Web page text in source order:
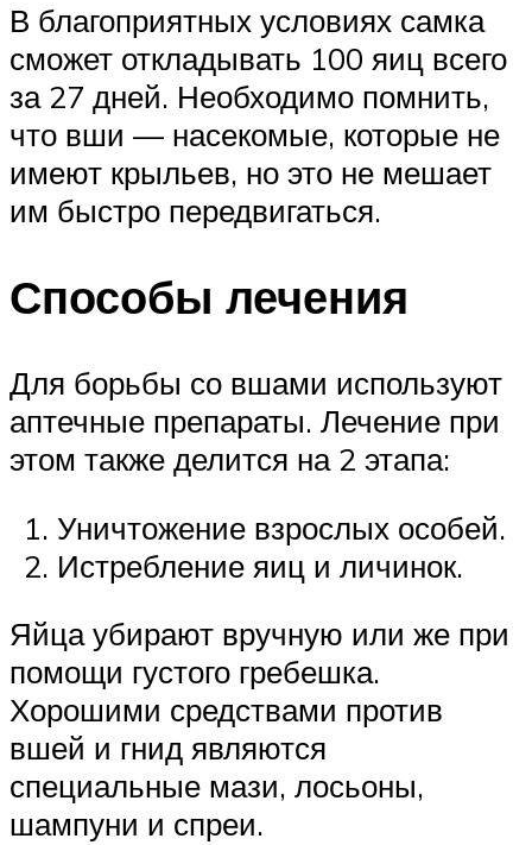
В благоприятных условиях самка
сможет откладывать 100 яиц всего
за 27 дней. Необходимо помнить,
что вши — насекомые, которые не
имеют крыльев, но это не мешает
им быстро передвигаться.
Способы лечения
Для борьбы со вшами используют
аптечные препараты. Лечение при
этом также делится на 2 этапа:
Уничтожение взрослых особей.
Истребление яиц и личинок.
Яйца убирают вручную или же при
помощи густого гребешка.
Хорошими средствами против
вшей и гнид являются
специальные мази, лосьоны,
шампуни и спреи.